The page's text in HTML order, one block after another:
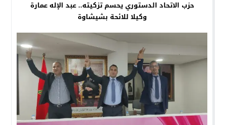
حزب الاتحاد الدستوري يحسم تزكيته.. عبد الإله عمارة
وكيلا للائحة بشيشاوة